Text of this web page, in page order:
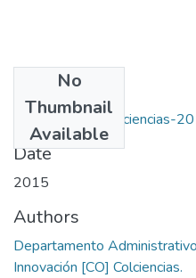
No
Thumbnail
Available
28 pdf cartilla-colciencias-
Date
2015
Authors
Departamento
Innovación [CO] Colciencias.